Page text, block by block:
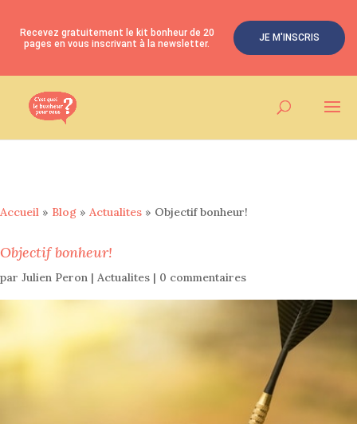
Accueil » Blog » Actualites » Objectif bonheur!
Objectif bonheur!
par Julien Peron | Actualites | 0 commentaires
Recevez gratuitement le kit bonheur de 20
pages en vous inscrivant à la newsletter.
JE M'INSCRIS